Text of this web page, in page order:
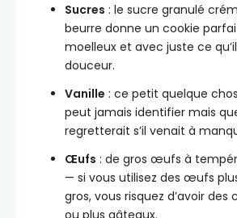
Sucres : le sucre granulé
beurre donne un cookie
moelleux et avec juste ce
douceur.
Vanille : ce petit quelque
peut jamais identifier mais
regretterait s’il venait à
Œufs : de gros œufs à
— si vous utilisez des œufs
gros, vous risquez d’avoir des